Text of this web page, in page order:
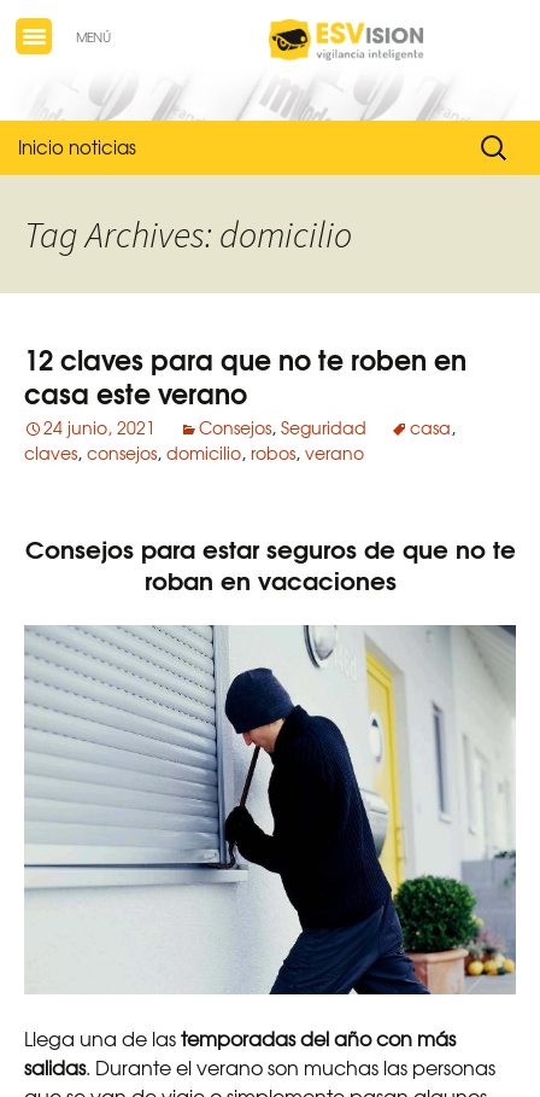
MENÚ
Inicio noticias Buscar:
Tag Archives: domicilio
12 claves para que no te roben en
casa este verano
24 junio, 2021 Consejos, Seguridad casa,
claves, consejos, domicilio, robos, verano
Consejos para estar seguros de que no te
roban en vacaciones
Llega una de lastemporadas del año con más
salidas. Durante el verano son muchas las personas